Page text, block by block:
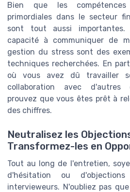
Bien que les
primordiales dans le secteur
sont tout aussi importantes.
capacité à communiquer de
gestion du stress sont des
techniques recherchées. En
où vous avez dû travailler
collaboration avec d'autres
prouvez que vous êtes prêt à
des chiffres.
Neutralisez les
Transformez-les en
Tout au long de l'entretien,
d'hésitation ou
intervieweurs. N'oubliez pas